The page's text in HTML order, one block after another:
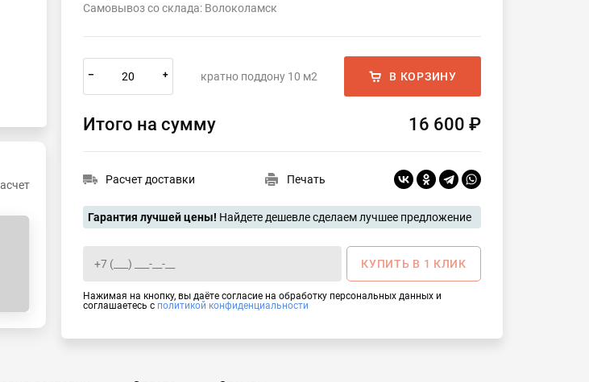
Самовывоз со склада: Волоколамск
– + кратно поддону 10 м2 В КОРЗИНУ
Итого на сумму 16 600 ₽
Расчет доставки Печать
Гарантия лучшей цены! Найдете дешевле сделаем лучшее предложение
КУПИТЬ В 1 КЛИК
Нажимая на кнопку, вы даёте согласие на обработку персональных данных и
соглашаетесь с политикой конфиденциальности